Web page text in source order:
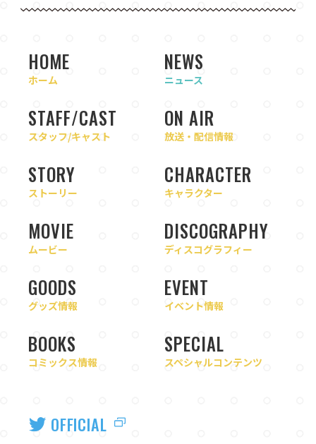
HOME
ホーム
NEWS
ニュース
STAFF/CAST
スタッフ/キャスト
ON AIR
放送・配信情報
STORY
ストーリー
CHARACTER
キャラクター
MOVIE
ムービー
DISCOGRAPHY
ディスコグラフィー
GOODS
グッズ情報
EVENT
イベント情報
BOOKS
コミックス情報
SPECIAL
スペシャルコンテンツ
OFFICIAL